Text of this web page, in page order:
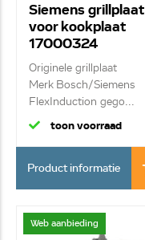
Siemens grillplaat
voor kookplaat
17000324
HZ390522
Originele grillplaat
Merk Bosch/Siemens
FlexInduction gego...
toon voorraad
Product informatie
Web aanbieding